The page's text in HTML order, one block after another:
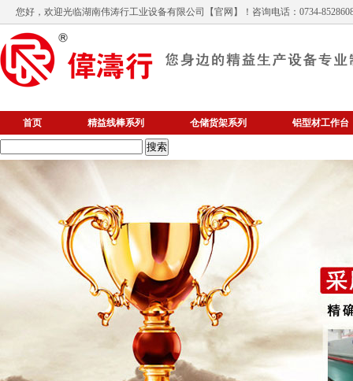
您好，欢迎光临湖南伟涛行工业设备有限公司 【官网】！咨询电话：0734-
首页 精益线棒系列 仓储货架系列 铝型材工作台